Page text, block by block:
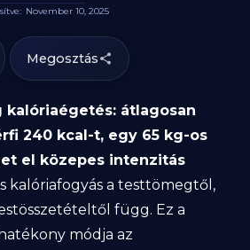
November 10, 2025
Megosztás
kalóriaégetés: átlagosan
240 kcal-t, egy 65 kg-os
el közepes intenzitás
kalóriafogyás a testtömegtől,
függ. Ez a
módja az